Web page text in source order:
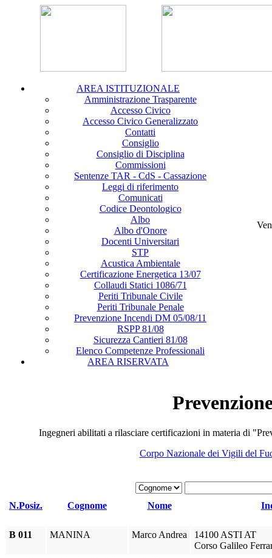
AREA ISTITUZIONALE
Amministrazione Trasparente
Accesso Civico
Accesso Civico Generalizzato
Contatti
Consiglio
Consiglio di Disciplina
Commissioni
Sentenze TAR - CdS - Cassazione
Leggi di riferimento
Comunicati
Codice Deontologico
Albo
Albo d'Onore
Docenti Universitari
STP
Acustica Ambientale
Certificazione Energetica 13/07
Collaudi Statici 1086/71
Periti Tribunale Civile
Periti Tribunale Penale
Prevenzione Incendi DM 05/08/11
RSPP 81/08
Sicurezza Cantieri 81/08
Elenco Competenze Professionali
AREA RISERVATA
Ingegneri abilitati a rilasciare certificazioni in materia di
Corpo Nazionale dei Vigili del
N.Posiz. Cognome Nome
B 011 MANINA Marco Andrea
14100 ASTI AT
Corso Galileo